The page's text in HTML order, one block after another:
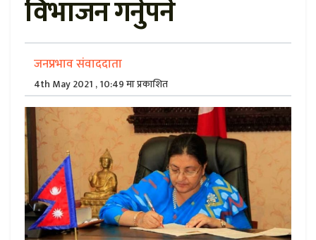
विभाजन गर्नुपर्ने
जनप्रभाव संवाददाता
4th May 2021 , 10:49 मा प्रकाशित